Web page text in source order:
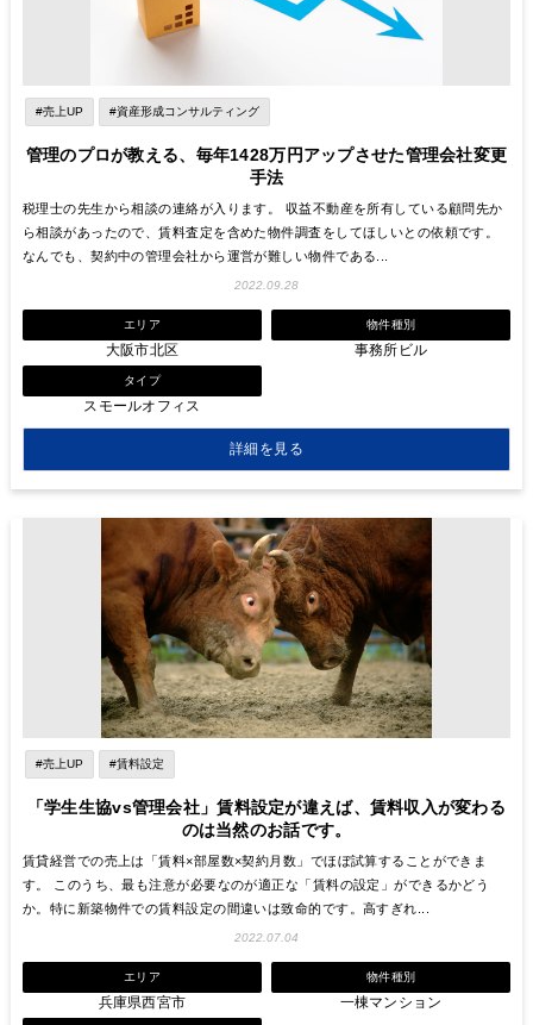
#売上UP #資産形成コンサルティング
管理のプロが教える、毎年1428万円アップさせた管理会社変更
手法
税理士の先生から相談の連絡が入ります。 収益不動産を所有している顧問先か
ら相談があったので、賃料査定を含めた物件調査をしてほしいとの依頼です。
なんでも、契約中の管理会社から運営が難しい物件である...
2022.09.28
エリア
大阪市北区
物件種別
事務所ビル
タイプ
スモールオフィス
詳細を見る
#売上UP #賃料設定
「学生生協vs管理会社」賃料設定が違えば、賃料収入が変わる
のは当然のお話です。
賃貸経営での売上は「賃料×部屋数×契約月数」でほぼ試算することができま
す。 このうち、最も注意が必要なのが適正な「賃料の設定」ができるかどう
か。特に新築物件での賃料設定の間違いは致命的です。高すぎれ...
2022.07.04
エリア
兵庫県西宮市
物件種別
一棟マンション